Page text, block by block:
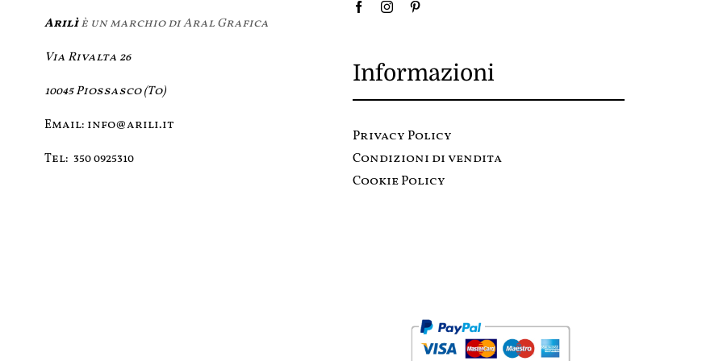
Arilìè un marchio di Aral Grafica
Via Rivalta 26
10045 Piossasco (To)
Email: info@arili.it
Tel:350 0925310
Informazioni
Privacy Policy
Condizioni di vendita
Cookie Policy